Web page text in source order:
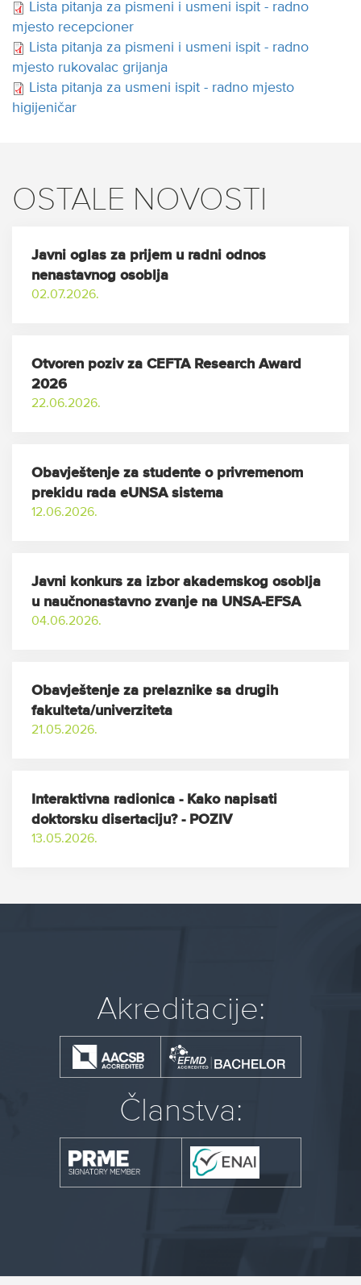
Lista pitanja za pismeni i usmeni ispit - radno
mjesto recepcioner
Lista pitanja za pismeni i usmeni ispit - radno
mjesto rukovalac grijanja
Lista pitanja za usmeni ispit - radno mjesto
higijeničar
OSTALE NOVOSTI
Javni oglas za prijem u radni odnos
nenastavnog osoblja
02.07.2026.
Otvoren poziv za CEFTA Research Award
2026
22.06.2026.
Obavještenje za studente o privremenom
prekidu rada eUNSA sistema
12.06.2026.
Javni konkurs za izbor akademskog osoblja
u naučnonastavno zvanje na UNSA-EFSA
04.06.2026.
Obavještenje za prelaznike sa drugih
fakulteta/univerziteta
21.05.2026.
Interaktivna radionica - Kako napisati
doktorsku disertaciju? - POZIV
13.05.2026.
Akreditacije:
Članstva: